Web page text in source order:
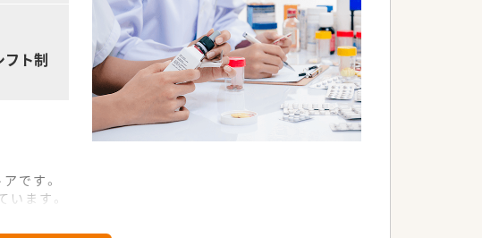
ト制
です。
ます。